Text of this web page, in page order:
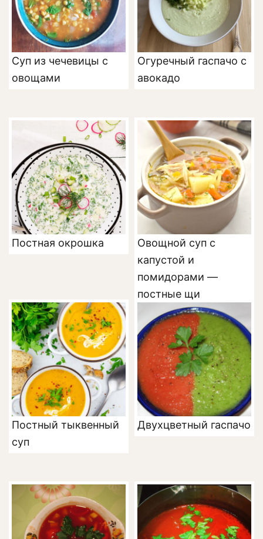
Суп из чечевицы с
овощами
Огуречный гаспачо с
авокадо
Постная окрошка
Овощной суп с
капустой и
помидорами —
постные щи
Постный тыквенный
суп
Двухцветный гаспачо